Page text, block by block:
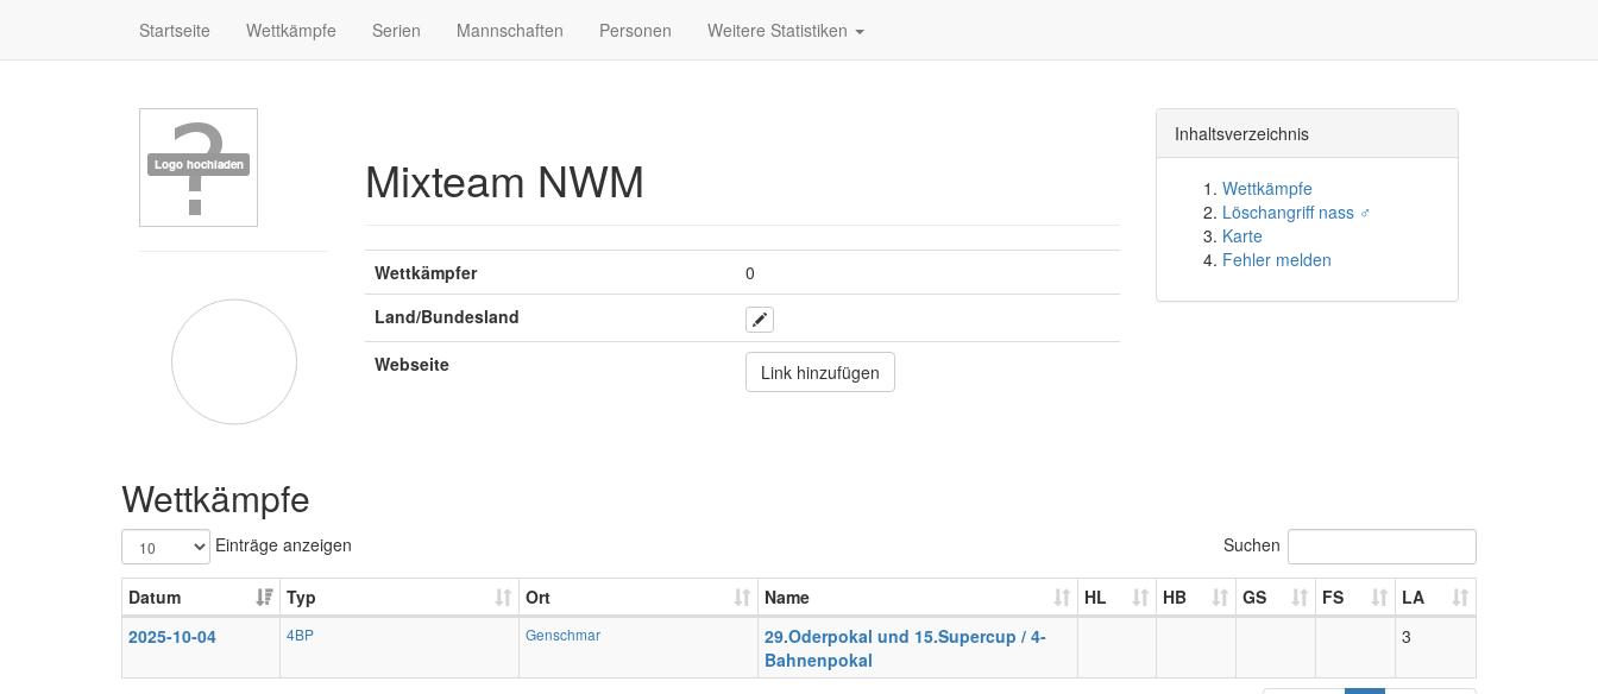
Startseite Wettkämpfe Serien Mannschaften Personen Weitere Statistiken
Mixteam NWM
Wettkämpfer
0
Land/Bundesland
Webseite
Link hinzufügen
Inhaltsverzeichnis
Wettkämpfe
Löschangriff nass ♂
Karte
Fehler melden
Wettkämpfe
Einträge anzeigen Suchen
Datum Typ Ort Name HL HB GS FS
LA
2025-10-04
4BP Genschmar
29.Oderpokal und 15.Supercup / 4-
Bahnenpokal
3